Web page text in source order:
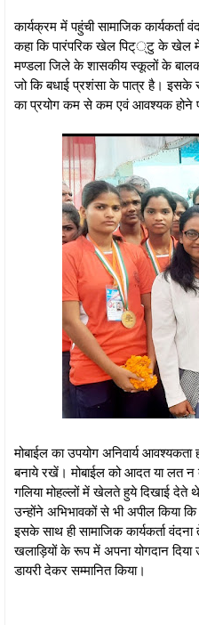
कार्यक्रम में पहुंची सामाजिक
कहा कि पारंपरिक खेल पिट््टु के खेल में
मण्डला जिले के शासकीय स्कूलों के
जो कि बधाई प्रशंसा के पात्र है। इसके
का प्रयोग कम से कम एवं आवश्यक होने
मोबाईल का उपयोग अनिवार्य
बनाये रखें। मोबाईल को आदत या लत न
गलिया मोहल्लों में खेलते हुये दिखाई देते
उन्होंने अभिभावकों से भी अपील किया
इसके साथ ही सामाजिक कार्यकर्ता
खलाड़ियों के रूप में अपना योगदान
डायरी देकर सम्मानित किया।